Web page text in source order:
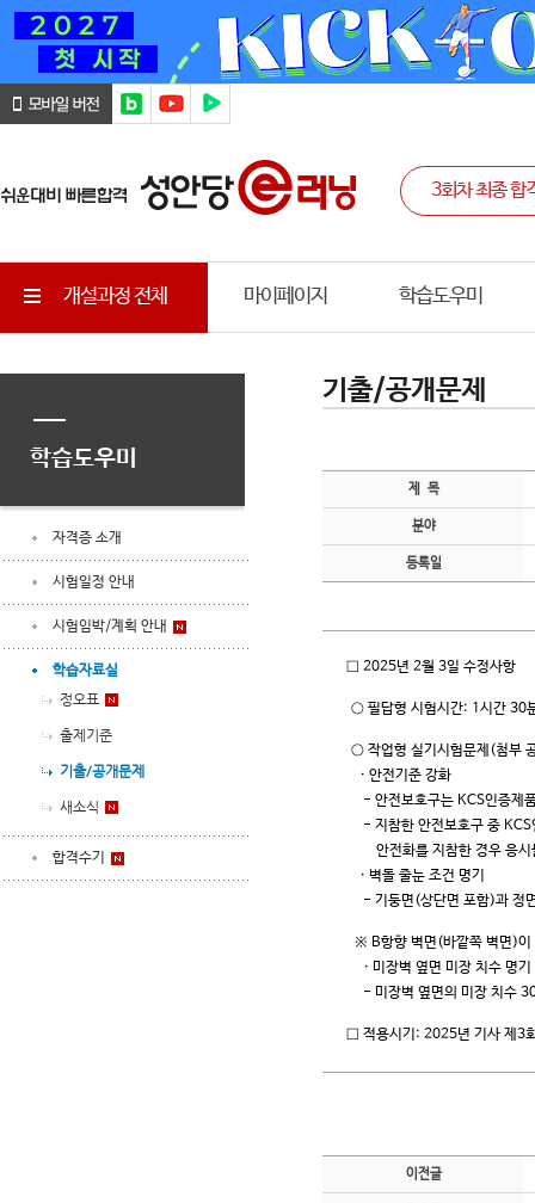
개설과정 전체 마이페이지 학습도우미
학습도우미
자격증 소개
시험일정 안내
시험임박/계획 안내
학습자료실
정오표
출제기준
기출/공개문제
새소식
합격수기
기출/공개문제
제 목
분야
등록일
□ 2025년 2월 3일 수정사항
○ 필답형 시험시간: 1시간 30
○ 작업형 실기시험문제(첨부
· 안전기준 강화
- 안전보호구는 KCS인증제
- 지참한 안전보호구 중 KCS
안전화를 지참한 경우 응시
· 벽돌 줄눈 조건 명기
- 기둥면(상단면 포함)과 정
※ B항향 벽면(바깥쪽 벽면)이
· 미장벽 옆면 미장 치수 명기
- 미장벽 옆면의 미장 치수
□ 적용시기: 2025년 기사 제3
이전글